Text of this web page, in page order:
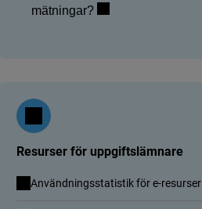
mätningar?
Resurser för uppgiftslämnare
Användningsstatistik för e-resurser